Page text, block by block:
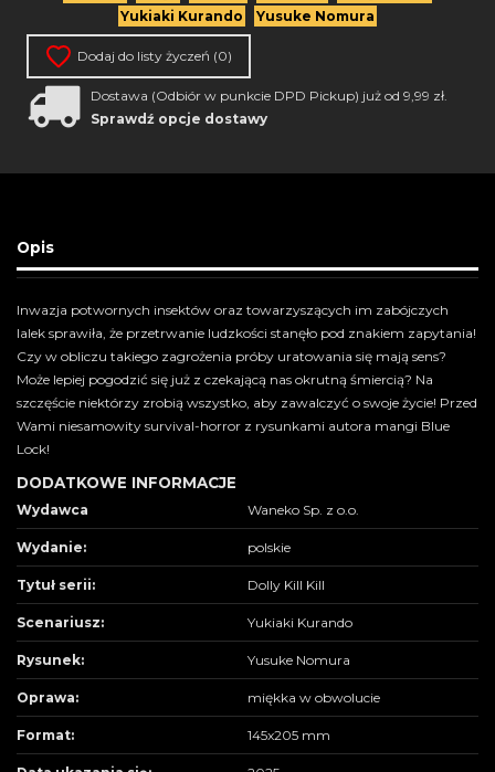
Yukiaki Kurando
Yusuke Nomura
Dodaj do listy życzeń (0)
Dostawa (Odbiór w punkcie DPD Pickup) już od 9,99 zł.
Sprawdź opcje dostawy
Opis
Inwazja potwornych insektów oraz towarzyszących im zabójczych
lalek sprawiła, że przetrwanie ludzkości stanęło pod znakiem zapytania!
Czy w obliczu takiego zagrożenia próby uratowania się mają sens?
Może lepiej pogodzić się już z czekającą nas okrutną śmiercią? Na
szczęście niektórzy zrobią wszystko, aby zawalczyć o swoje życie! Przed
Wami niesamowity survival-horror z rysunkami autora mangi Blue
Lock!
DODATKOWE INFORMACJE
Wydawca Waneko Sp. z o.o.
Wydanie: polskie
Tytuł serii: Dolly Kill Kill
Scenariusz: Yukiaki Kurando
Rysunek: Yusuke Nomura
Oprawa: miękka w obwolucie
Format: 145x205 mm